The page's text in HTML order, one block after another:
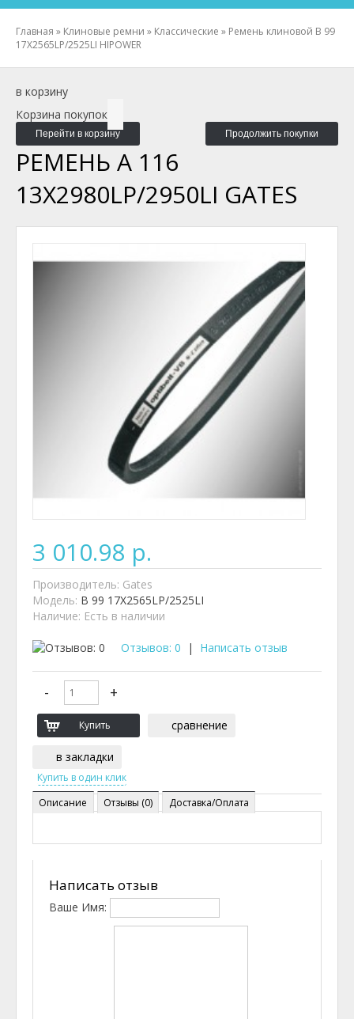
Главная » Клиновые ремни » Классические » Ремень клиновой B 99
17X2565LP/2525LI HIPOWER
в корзину
Корзина покупок
Перейти в корзину Продолжить покупки
РЕМЕНЬ A 116
13X2980LP/2950LI GATES
3 010.98 р.
Производитель: Gates
Модель: B 99 17X2565LP/2525LI
Наличие: Есть в наличии
Отзывов: 0 | Написать отзыв
сравнение
в закладки
Описание Отзывы (0) Доставка/Оплата
Написать отзыв
Ваше Имя: